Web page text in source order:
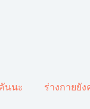
นนะ ร่างกายยัง